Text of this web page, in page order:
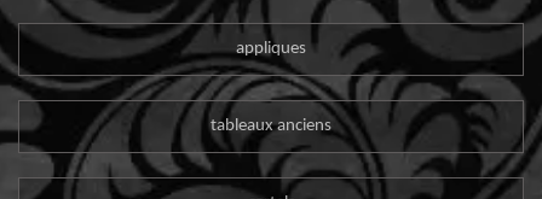
appliques
tableaux anciens